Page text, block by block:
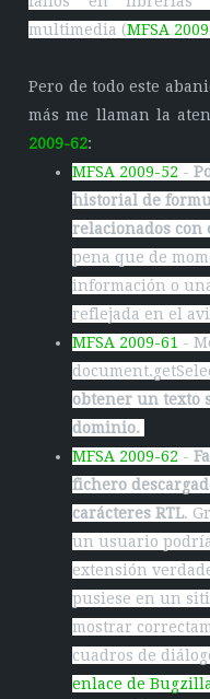
multimedia (MFSA
Pero de todo este
más me llaman la
2009-62:
MFSA 2009-52 -
historial de
relacionados con
pena que de
información o
reflejada en el
MFSA 2009-61 -
obtener un texto
dominio.
MFSA 2009-62 -
fichero
carácteres RTL.
un usuario
extensión
pusiese en un
mostrar
cuadros de
enlace de